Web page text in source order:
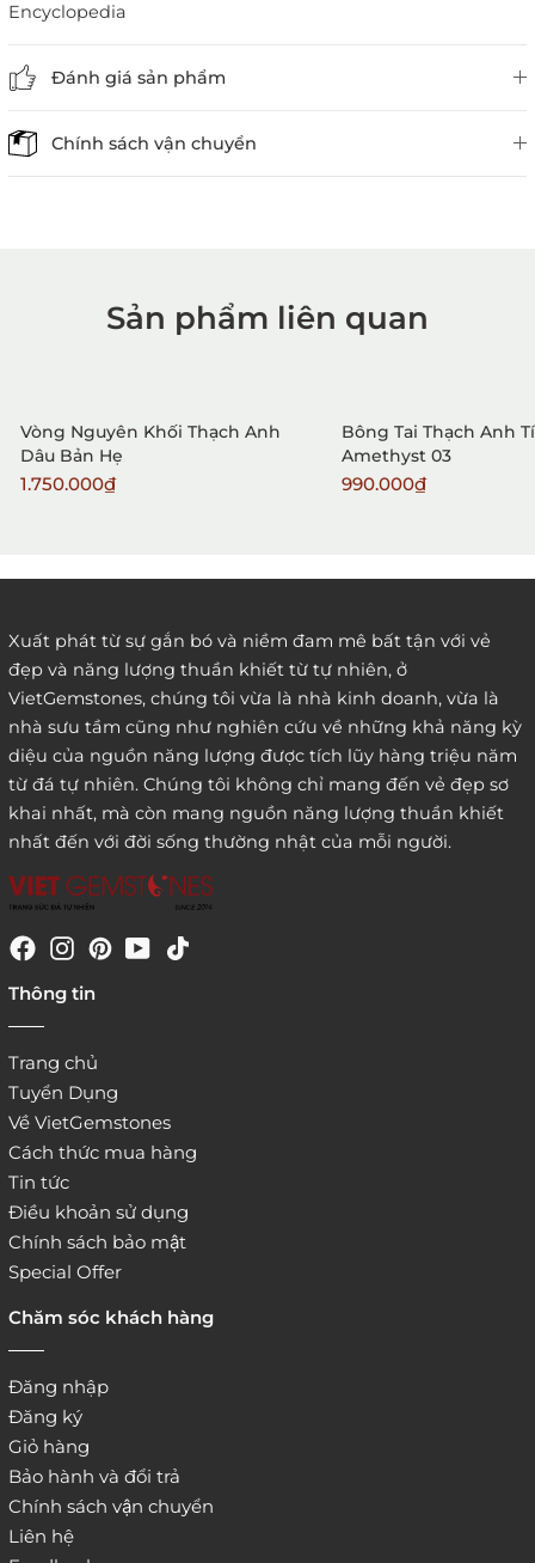
Encyclopedia
Đánh giá sản phẩm
Chính sách vận chuyển
1. Mua hàng trực tiếp tại VietGemstones
3. Đặt hàng thông quaemail hay chat trực tiếp với
chúng tôi:
website:
Sản phẩm liên quan
Vòng Nguyên Khối Thạch Anh
Dâu Bản Hẹ
1.750.000₫
Bông Tai Thạch Anh
Amethyst 03
990.000₫
Xuất phát từ sự gắn bó và niềm đam mê bất tận với vẻ
đẹp và năng lượng thuần khiết từ tự nhiên, ở
VietGemstones, chúng tôi vừa là nhà kinh doanh, vừa là
nhà sưu tầm cũng như nghiên cứu về những khả năng kỳ
diệu của nguồn năng lượng được tích lũy hàng triệu năm
từ đá tự nhiên. Chúng tôi không chỉ mang đến vẻ đẹp sơ
khai nhất, mà còn mang nguồn năng lượng thuần khiết
nhất đến với đời sống thường nhật của mỗi người.
Thông tin
Trang chủ
Tuyển Dụng
Về VietGemstones
Cách thức mua hàng
Tin tức
Điều khoản sử dụng
Chính sách bảo mật
Special Offer
Chăm sóc khách hàng
Đăng nhập
Đăng ký
Giỏ hàng
Bảo hành và đổi trả
Chính sách vận chuyển
Liên hệ